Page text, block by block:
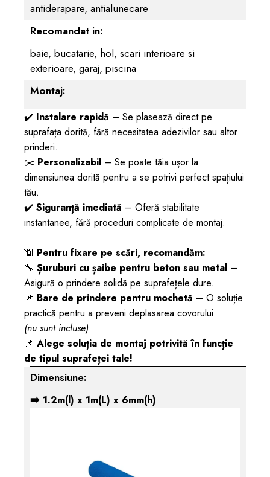
antiderapare, antialunecare
Recomandat in:
baie, bucatarie, hol, scari interioare si
exterioare, garaj, piscina
Montaj:
✔️ Instalare rapidă – Se plasează direct pe
suprafața dorită, fără necesitatea adezivilor sau altor
prinderi.
✂️ Personalizabil – Se poate tăia ușor la
dimensiunea dorită pentru a se potrivi perfect spațiului
tău.
✔️ Siguranță imediată – Oferă stabilitate
instantanee, fără proceduri complicate de montaj.
📶 Pentru fixare pe scări, recomandăm:
🔧 Șuruburi cu șaibe pentru beton sau metal –
Asigură o prindere solidă pe suprafețele dure.
📌 Bare de prindere pentru mochetă – O soluție
practică pentru a preveni deplasarea covorului.
(nu sunt incluse)
📌 Alege soluția de montaj potrivită în funcție
de tipul suprafeței tale!
Dimensiune:
➡️ 1.2m(l) x 1m(L) x 6mm(h)